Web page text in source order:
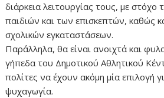
διάρκεια λειτουργίας τους, με στόχο
παιδιών και των επισκεπτών, καθώς
σχολικών εγκαταστάσεων.
Παράλληλα, θα είναι ανοιχτά και
γήπεδα του Δημοτικού Αθλητικού
πολίτες να έχουν ακόμη μία επιλογή
ψυχαγωγία.